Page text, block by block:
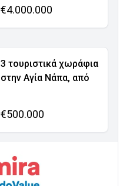
€4.000.000
3 τουριστικά χωράφια
στην Αγία Νάπα, από
€500.000